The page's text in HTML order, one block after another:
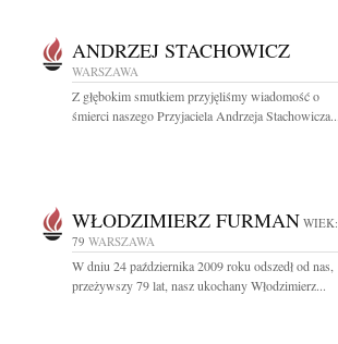
ANDRZEJ STACHOWICZ
WARSZAWA
Z głębokim smutkiem przyjęliśmy wiadomość o
śmierci naszego Przyjaciela Andrzeja Stachowicza...
WŁODZIMIERZ FURMAN WIEK:
79 WARSZAWA
W dniu 24 października 2009 roku odszedł od nas,
przeżywszy 79 lat, nasz ukochany Włodzimierz...